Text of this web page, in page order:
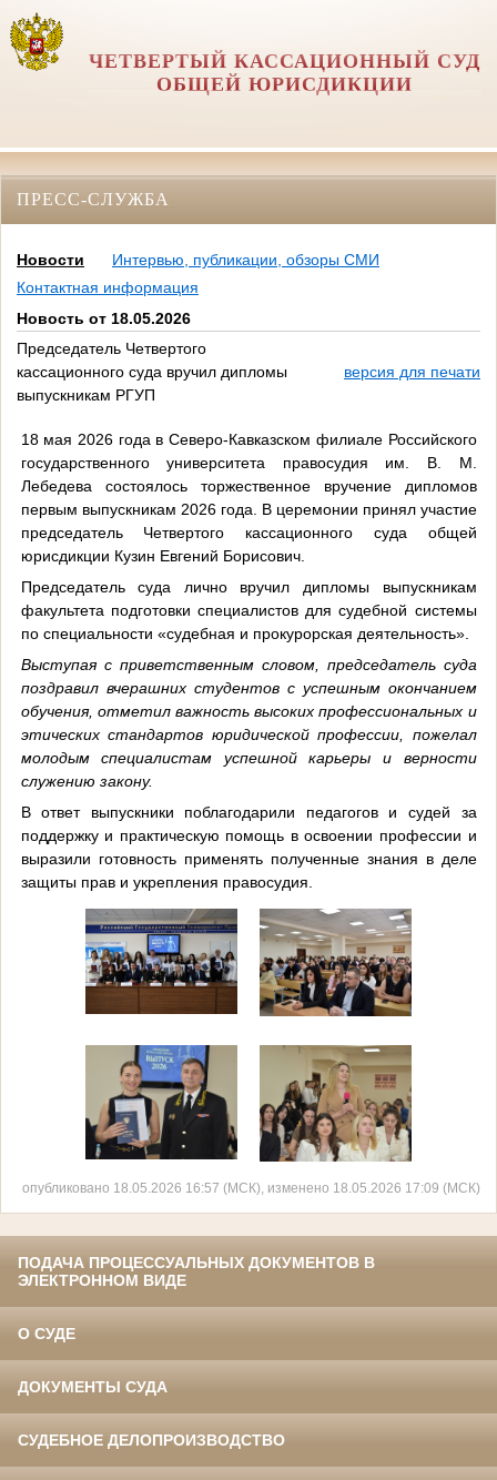
ЧЕТВЕРТЫЙ КАССАЦИОННЫЙ СУД
ОБЩЕЙ ЮРИСДИКЦИИ
ПРЕСС-СЛУЖБА
Новости
Интервью, публикации, обзоры СМИ
Контактная информация
Новость от 18.05.2026
Председатель Четвертого
кассационного суда вручил дипломы
выпускникам РГУП
версия для печати
18 мая 2026 года в Северо‑Кавказском филиале Российского
государственного университета правосудия им. В. М.
Лебедева состоялось торжественное вручение дипломов
первым выпускникам 2026 года. В церемонии принял участие
председатель Четвертого кассационного суда общей
юрисдикции Кузин Евгений Борисович.
Председатель суда лично вручил дипломы выпускникам
факультета подготовки специалистов для судебной системы
по специальности «судебная и прокурорская деятельность».
Выступая с приветственным словом, председатель суда
поздравил вчерашних студентов с успешным окончанием
обучения, отметил важность высоких профессиональных и
этических стандартов юридической профессии, пожелал
молодым специалистам успешной карьеры и верности
служению закону.
В ответ выпускники поблагодарили педагогов и судей за
поддержку и практическую помощь в освоении профессии и
выразили готовность применять полученные знания в деле
защиты прав и укрепления правосудия.
опубликовано 18.05.2026 16:57 (МСК), изменено 18.05.2026 17:09 (МСК)
ПОДАЧА ПРОЦЕССУАЛЬНЫХ ДОКУМЕНТОВ В
ЭЛЕКТРОННОМ ВИДЕ
О СУДЕ
ДОКУМЕНТЫ СУДА
СУДЕБНОЕ ДЕЛОПРОИЗВОДСТВО